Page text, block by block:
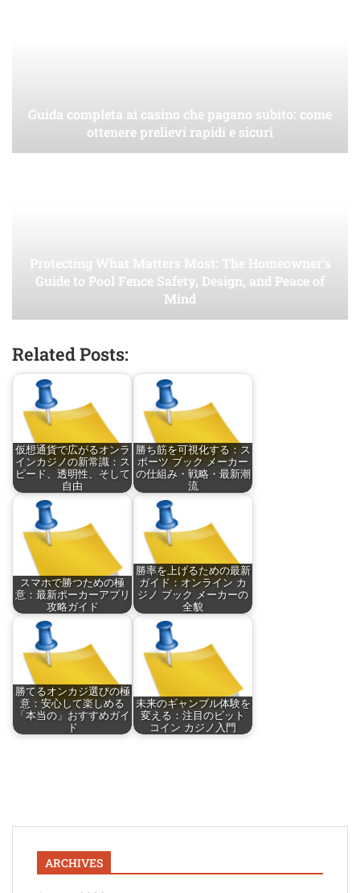
Guida completa ai casino che pagano subito: come
ottenere prelievi rapidi e sicuri
Protecting What Matters Most: The Homeowner’s
Guide to Pool Fence Safety, Design, and Peace of
Mind
Related Posts:
仮想通貨で広がるオンラ
インカジノの新常識：ス
ピード、透明性、そして
自由
勝ち筋を可視化する：ス
ポーツ ブック メーカー
の仕組み・戦略・最新潮
流
スマホで勝つための極
意：最新ポーカーアプリ
攻略ガイド
勝率を上げるための最新
ガイド：オンライン カ
ジノ ブック メーカーの
全貌
勝てるオンカジ選びの極
意：安心して楽しめる
「本当の」おすすめガイ
ド
未来のギャンブル体験を
変える：注目のビット
コイン カジノ入門
ARCHIVES